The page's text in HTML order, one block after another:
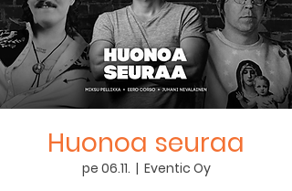
Huonoa seuraa
pe 06.11.
  |
Eventic Oy